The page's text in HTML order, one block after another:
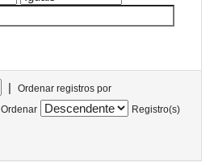
|
Ordenar registros por
Ordenar
Registro(s)